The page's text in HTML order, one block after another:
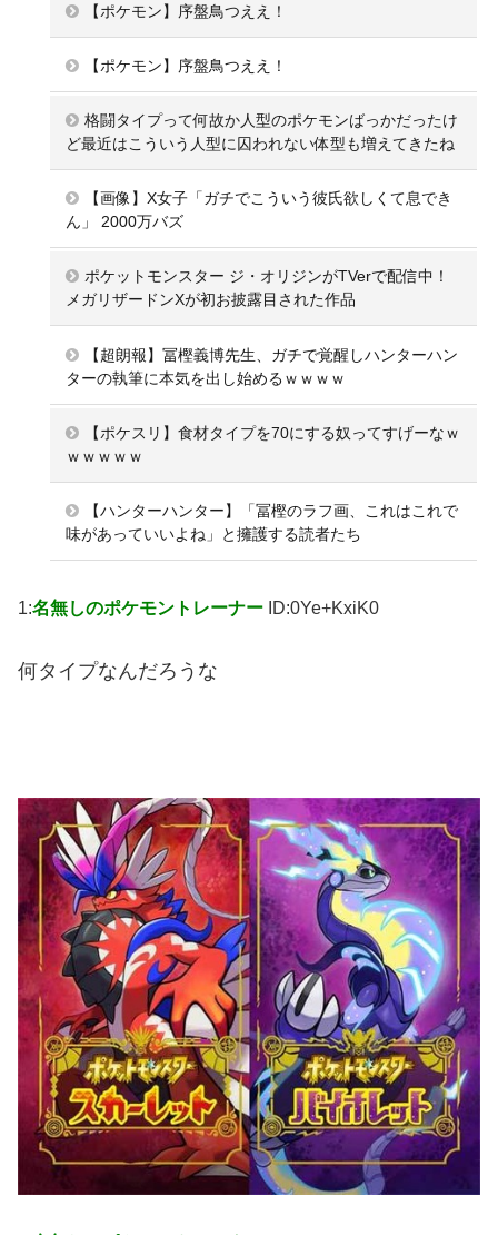
【ポケモン】序盤鳥つええ！
【ポケモン】序盤鳥つええ！
格闘タイプって何故か人型のポケモンばっかだったけ
ど最近はこういう人型に囚われない体型も増えてきたね
【画像】X女子「ガチでこういう彼氏欲しくて息でき
ん」 2000万バズ
ポケットモンスター ジ・オリジンがTVerで配信中！
メガリザードンXが初お披露目された作品
【超朗報】冨樫義博先生、ガチで覚醒しハンターハン
ターの執筆に本気を出し始めるｗｗｗｗ
【ポケスリ】食材タイプを70にする奴ってすげーなｗ
ｗｗｗｗｗ
【ハンターハンター】「冨樫のラフ画、これはこれで
味があっていいよね」と擁護する読者たち
1:名無しのポケモントレーナー ID:0Ye+KxiK0
何タイプなんだろうな